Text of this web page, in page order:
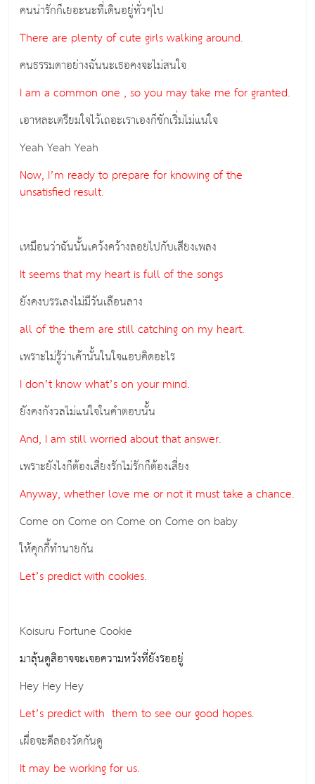
คนน่ารักก็เยอะนะที่เดินอยู่ทั่วๆไป
There are plenty of cute girls walking around.
คนธรรมดาอย่างฉันนะเธอคงจะไม่สนใจ
I am a common one , so you may take me for granted.
เอาหละเตรียมใจไว้เถอะเราเองก็ชักเริ่มไม่แน่ใจ
Yeah Yeah Yeah
Now, I’m ready to prepare for knowing of the
unsatisfied result.
เหมือนว่าฉันนั้นเคว้งคว้างลอยไปกับเสียงเพลง
It seems that my heart is full of the songs
ยังคงบรรเลงไม่มีวันเลือนลาง
all of the them are still catching on my heart.
เพราะไม่รู้ว่าเค้านั้นในใจแอบคิดอะไร
I don’t know what’s on your mind.
ยังคงกังวลไม่แน่ใจในคำตอบนั้น
And, I am still worried about that answer.
เพราะยังไงก็ต้องเสี่ยงรักไม่รักก็ต้องเสี่ยง
Anyway, whether love me or not it must take a chance.
Come on Come on Come on Come on baby
ให้คุกกี้ทำนายกัน
Let’s predict with cookies.
Koisuru Fortune Cookie
มาลุ้นดูสิอาจจะเจอความหวังที่ยังรออยู่
Hey Hey Hey
Let’s predict with them to see our good hopes.
เผื่อจะดีลองวัดกันดู
It may be working for us.